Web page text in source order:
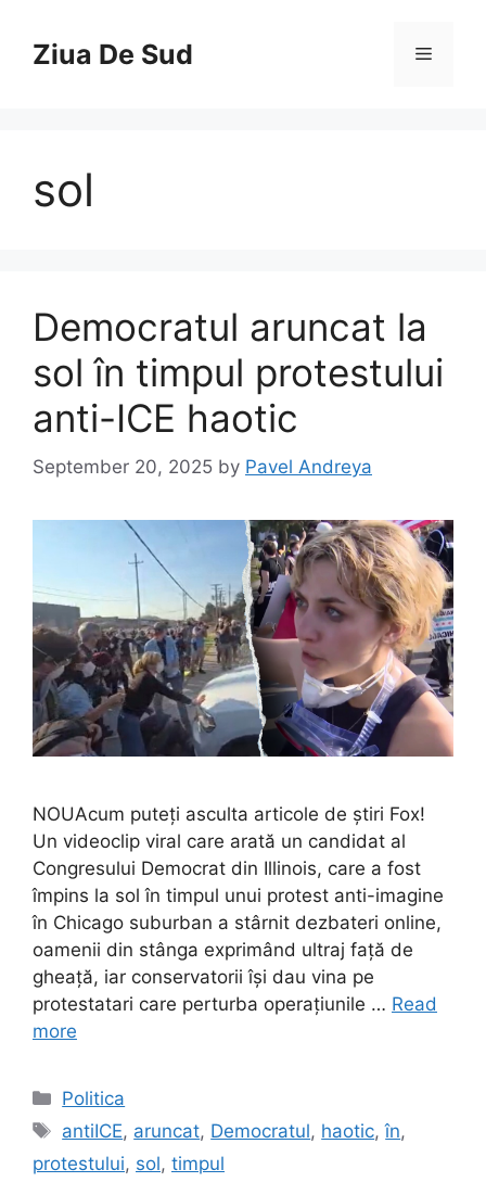
contentZiua De Sud Menu
sol
Democratul aruncat la
sol în timpul protestului
anti-ICE haotic
September 20, 2025 by Pavel Andreya
NOUAcum puteți asculta articole de știri Fox!
Un videoclip viral care arată un candidat al
Congresului Democrat din Illinois, care a fost
împins la sol în timpul unui protest anti-imagine
în Chicago suburban a stârnit dezbateri online,
oamenii din stânga exprimând ultraj față de
gheață, iar conservatorii își dau vina pe
protestatari care perturba operațiunile … Read
more
Categories
Politica
Tags
antiICE, aruncat, Democratul, haotic,în,
protestului, sol, timpul